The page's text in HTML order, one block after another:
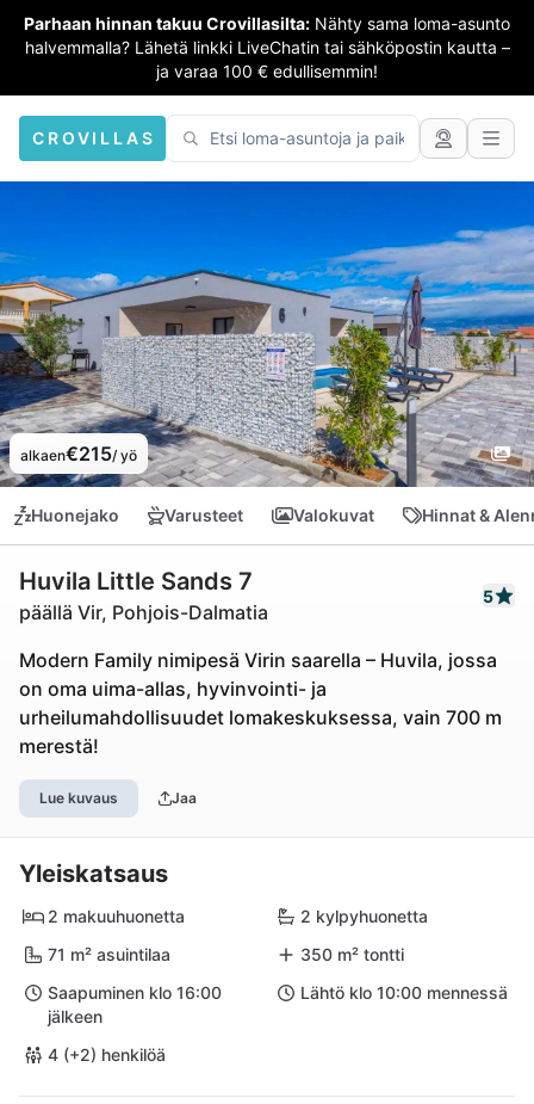
Parhaan hinnan takuu Crovillasilta: Nähty sama loma-asunto
halvemmalla? Lähetä linkki LiveChatin tai sähköpostin kautta –
ja varaa 100 € edullisemmin!
CROVILLAS
alkaen€215/ yö
Huonejako Varusteet Valokuvat Hinnat &
Huvila Little Sands 7
päällä Vir, Pohjois-Dalmatia
5
Modern Family nimipesä Virin saarella – Huvila, jossa
on oma uima-allas, hyvinvointi- ja
urheilumahdollisuudet lomakeskuksessa, vain 700 m
merestä!
Lue kuvaus Jaa
Yleiskatsaus
2 makuuhuonetta
2 kylpyhuonetta
71 m² asuintilaa
350 m² tontti
Saapuminen klo 16:00
jälkeen
Lähtö klo 10:00 mennessä
4 (+2) henkilöä